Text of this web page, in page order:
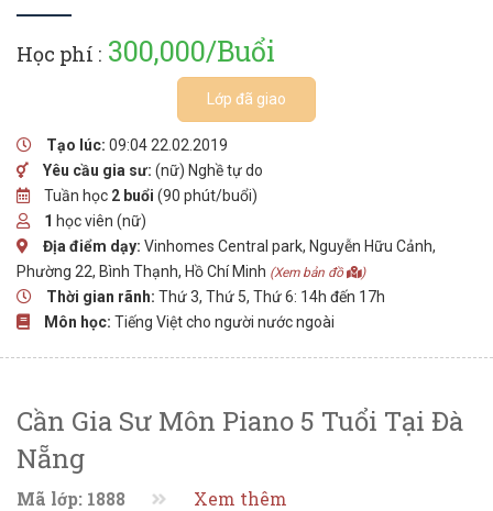
Học phí : 300,000/Buổi
Lớp đã giao
Tạo lúc: 09:04 22.02.2019
Yêu cầu gia sư: (nữ) Nghề tự do
Tuần học 2 buổi (90 phút/buổi)
1 học viên (nữ)
Địa điểm dạy: Vinhomes Central park, Nguyễn Hữu Cảnh,
Phường 22, Bình Thạnh, Hồ Chí Minh (Xem bản đồ )
Thời gian rãnh: Thứ 3, Thứ 5, Thứ 6: 14h đến 17h
Môn học: Tiếng Việt cho người nước ngoài
Cần Gia Sư Môn Piano 5 Tuổi Tại Đà
Nẵng
Mã lớp: 1888 Xem thêm